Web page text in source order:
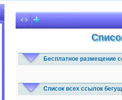
Бесплатное размещение
Список всех ссылок